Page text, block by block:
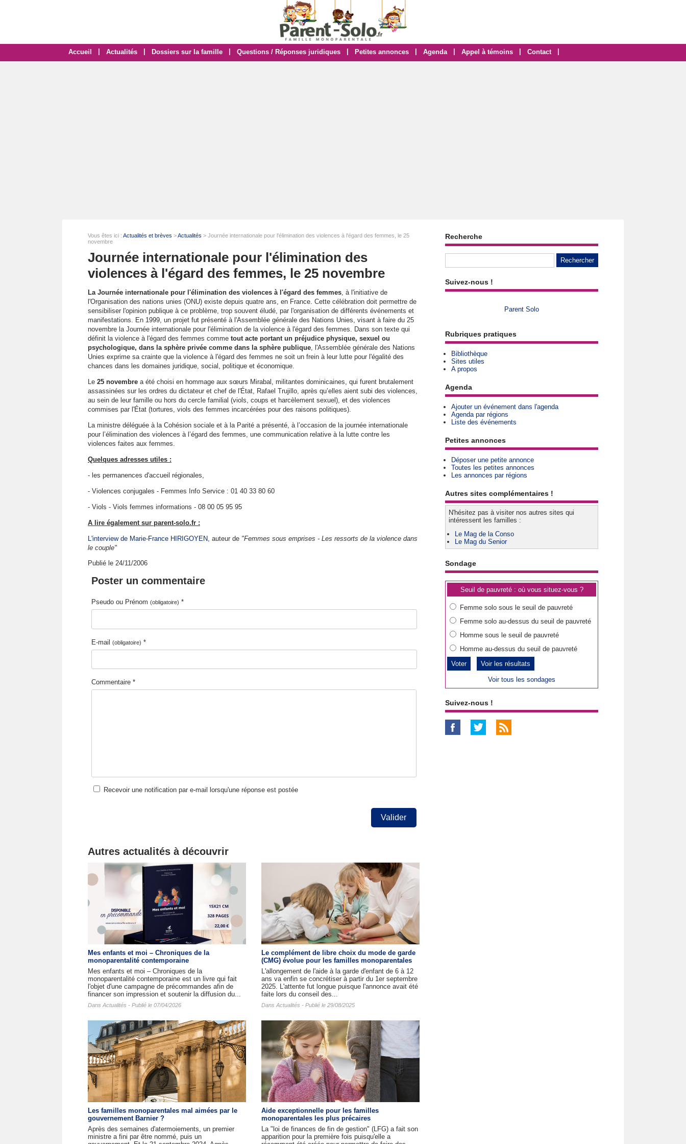
Accueil Actualités Dossiers sur la famille Questions / Réponses juridiques Petites annonces Agenda Appel à témoins Contact
Vous êtes ici : Actualités et brèves >Actualités > Journée internationale pour l'élimination des violences à l'égard des femmes, le 25
novembre
Journée internationale pour l'élimination des
violences à l'égard des femmes, le 25 novembre
La Journée internationale pour l'élimination des violences à l'égard des femmes, à l'initiative de
l'Organisation des nations unies (ONU) existe depuis quatre ans, en France. Cette célébration doit permettre de
sensibiliser l'opinion publique à ce problème, trop souvent éludé, par l'organisation de différents événements et
manifestations. En 1999, un projet fut présenté à l'Assemblée générale des Nations Unies, visant à faire du 25
novembre la Journée internationale pour l'élimination de la violence à l'égard des femmes. Dans son texte qui
définit la violence à l'égard des femmes comme tout acte portant un préjudice physique, sexuel ou
psychologique, dans la sphère privée comme dans la sphère publique, l'Assemblée générale des Nations
Unies exprime sa crainte que la violence à l'égard des femmes ne soit un frein à leur lutte pour l'égalité des
chances dans les domaines juridique, social, politique et économique.
Le 25 novembre a été choisi en hommage aux sœurs Mirabal, militantes dominicaines, qui furent brutalement
assassinées sur les ordres du dictateur et chef de l'État, Rafael Trujillo, après qu’elles aient subi des violences,
au sein de leur famille ou hors du cercle familial (viols, coups et harcèlement sexuel), et des violences
commises par l'État (tortures, viols des femmes incarcérées pour des raisons politiques).
La ministre déléguée à la Cohésion sociale et à la Parité a présenté, à l’occasion de la journée internationale
pour l’élimination des violences à l’égard des femmes, une communication relative à la lutte contre les
violences faites aux femmes.
Quelques adresses utiles :
- les permanences d'accueil régionales,
- Violences conjugales - Femmes Info Service : 01 40 33 80 60
- Viols - Viols femmes informations - 08 00 05 95 95
A lire également sur parent-solo.fr :
L'interview de Marie-France HIRIGOYEN, auteur de "Femmes sous emprises - Les ressorts de la violence dans
le couple"
Publié le 24/11/2006
Poster un commentaire
Pseudo ou Prénom (obligatoire) *
E-mail (obligatoire) *
Commentaire *
Recevoir une notification par e-mail lorsqu'une réponse est postée
Valider
Autres actualités à découvrir
Mes enfants et moi – Chroniques de la
monoparentalité contemporaine
Mes enfants et moi – Chroniques de la
monoparentalité contemporaine est un livre qui fait
l'objet d'une campagne de précommandes afin de
financer son impression et soutenir la diffusion du...
Dans Actualités - Publié le 07/04/2026
Le complément de libre choix du mode de garde
(CMG) évolue pour les familles monoparentales
L'allongement de l'aide à la garde d'enfant de 6 à 12
ans va enfin se concrétiser à partir du 1er septembre
2025. L'attente fut longue puisque l'annonce avait été
faite lors du conseil des...
Dans Actualités - Publié le 29/08/2025
Les familles monoparentales mal aimées par le
gouvernement Barnier ?
Après des semaines d'atermoiements, un premier
ministre a fini par être nommé, puis un
Aide exceptionnelle pour les familles
monoparentales les plus précaires
La "loi de finances de fin de gestion" (LFG) a fait son
apparition pour la première fois puisqu'elle a
Recherche
Suivez-nous !
Parent Solo
Rubriques pratiques
Bibliothèque
Sites utiles
A propos
Agenda
Ajouter un événement dans l'agenda
Agenda par régions
Liste des événements
Petites annonces
Déposer une petite annonce
Toutes les petites annonces
Les annonces par régions
Autres sites complémentaires !
N'hésitez pas à visiter nos autres sites qui
intéressent les familles :
Le Mag de la Conso
Le Mag du Senior
Sondage
Seuil de pauvreté : où vous situez-vous ?
Femme solo sous le seuil de pauvreté
Femme solo au-dessus du seuil de pauvreté
Homme sous le seuil de pauvreté
Homme au-dessus du seuil de pauvreté
Voir les résultats
Voir tous les sondages
Suivez-nous !